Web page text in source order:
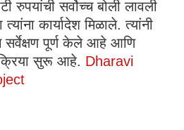
रुपयांची सर्वोच्च बोली लावली
कार्यादेश मिळाले. त्यांनी
पूर्ण केले आहे आणि
सुरू आहे. Dharavi